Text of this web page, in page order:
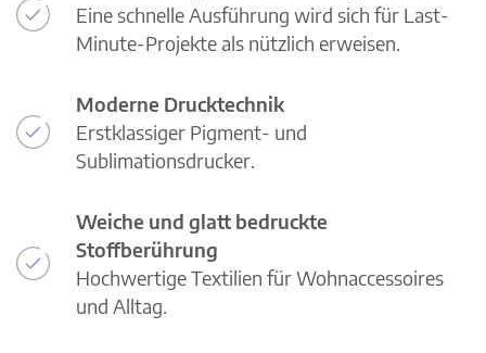
Eine schnelle Ausführung wird sich für Last-
Minute-Projekte als nützlich erweisen.
Moderne Drucktechnik
Erstklassiger Pigment- und
Sublimationsdrucker.
Weiche und glatt bedruckte
Stoffberührung
Hochwertige Textilien für Wohnaccessoires
und Alltag.